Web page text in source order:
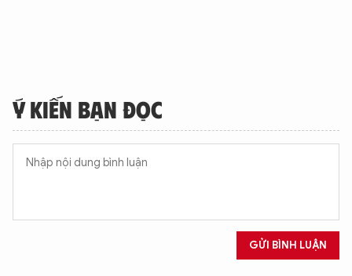
Ý KIẾN BẠN ĐỌC
GỬI BÌNH LUẬN